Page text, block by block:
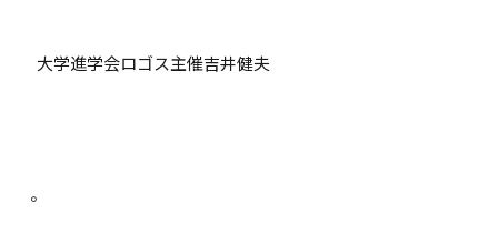
大学進学会ロゴス主催吉井健夫
。